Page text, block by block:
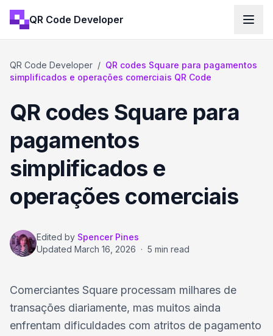
QR Code Developer
QR Code Developer / QR codes Square para pagamentos
simplificados e operações comerciais QR Code
QR codes Square para
pagamentos
simplificados e
operações comerciais
Edited by Spencer Pines
Updated March 16, 2026 · 5 min read
Comerciantes Square processam milhares de
transações diariamente, mas muitos ainda
enfrentam dificuldades com atritos de pagamento